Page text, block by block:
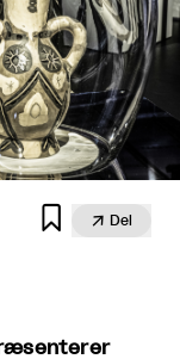
  Del